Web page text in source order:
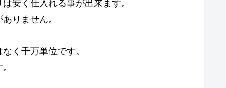
安く仕入れる事が出来ます。
りません。
く千万単位です。